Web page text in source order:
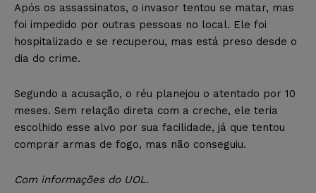
Após os assassinatos, o invasor tentou se matar, mas
foi impedido por outras pessoas no local. Ele foi
hospitalizado e se recuperou, mas está preso desde o
dia do crime.
Segundo a acusação, o réu planejou o atentado por 10
meses. Sem relação direta com a creche, ele teria
escolhido esse alvo por sua facilidade, já que tentou
comprar armas de fogo, mas não conseguiu.
Com informações do UOL.